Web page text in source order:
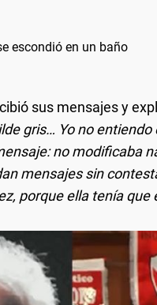
escondió en un baño
sus mensajes y
gris… Yo no
no modificaba
mensajes sin
porque ella tenía que